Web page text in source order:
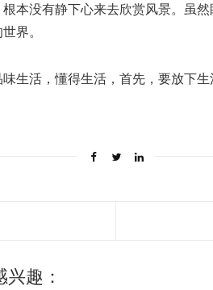
本没有静下心来去欣赏风景。虽
界。
生活，懂得生活，首先，要放下生
趣：